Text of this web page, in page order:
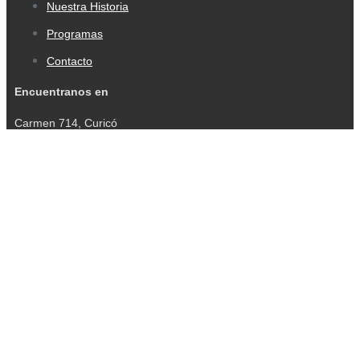
Nuestra Historia
Programas
Contacto
Encuentranos en
Carmen 714, Curicó